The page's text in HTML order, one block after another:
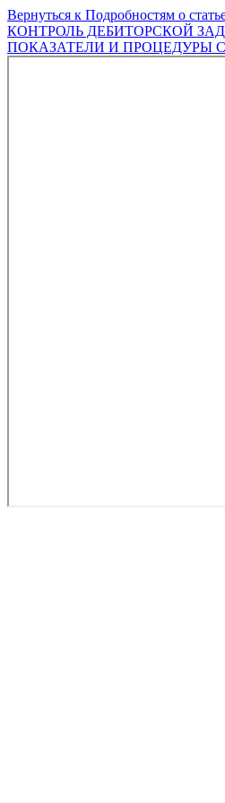
Вернуться к Подробностям о
КОНТРОЛЬ ДЕБИТОРСКОЙ
ПОКАЗАТЕЛИ И ПРОЦЕДУРЫ